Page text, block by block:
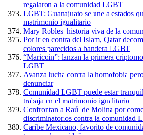
regalaron a la comunidad LGBT
LGBT: Guanajuato se une a estados
matrimonio igualitario
Mary Robles, historia viva de la
Por ir en contra del Islam, Qatar
colores parecidos a bandera LGBT
“Maricoin”: lanzan la primera
LGBT
Avanza lucha contra la homofobia
denunciar
Comunidad LGBT puede estar
trabaja en el matrimonio igualitario
Confrontan a Raúl de Molina por
discriminatorios contra la comunidad
Caribe Mexicano, favorito de